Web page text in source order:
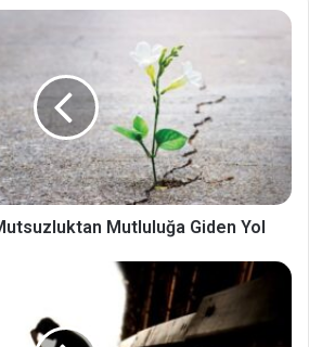
Mutluluğa Giden Yol